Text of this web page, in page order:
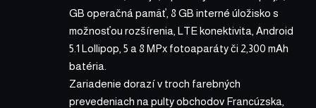
GB operačná pamäť, 8 GB interné úložisko s
možnosťou rozšírenia, LTE konektivita, Android
5.1 Lollipop, 5 a 8 MPx fotoaparáty či 2,300 mAh
batéria.
Zariadenie dorazí v troch farebných
prevedeniach na pulty obchodov Francúzska,